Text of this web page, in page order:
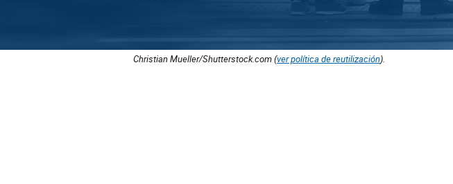
Christian Mueller/Shutterstock.com (ver política de reutilización).